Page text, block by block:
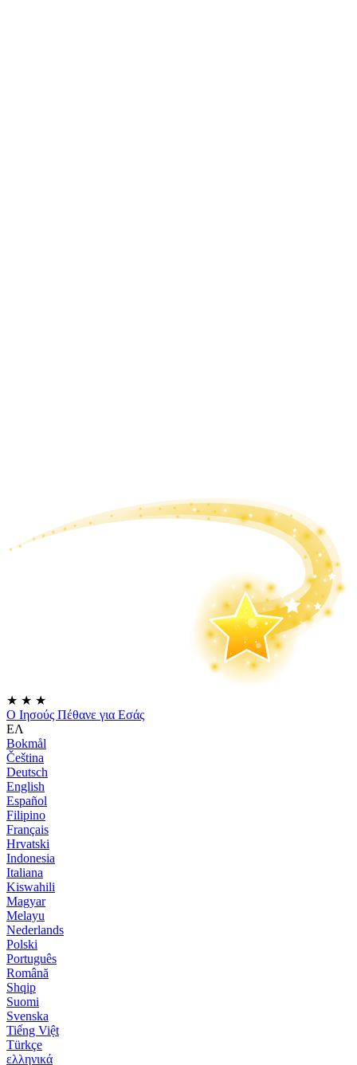
★ ★ ★
Ο Ιησούς Πέθανε για Εσάς
ΕΛ
Bokmål
Čeština
Deutsch
English
Español
Filipino
Français
Hrvatski
Indonesia
Italiana
Kiswahili
Magyar
Melayu
Nederlands
Polski
Português
Română
Shqip
Suomi
Svenska
Tiếng Việt
Türkçe
ελληνικά